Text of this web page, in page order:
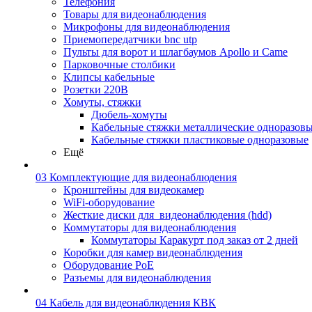
Товары для видеонаблюдения
Микрофоны для видеонаблюдения
Приемопередатчики bnc utp
Пульты для ворот и шлагбаумов Apollo и Came
Парковочные столбики
Клипсы кабельные
Розетки 220В
Хомуты, стяжки
Дюбель-хомуты
Кабельные стяжки металлические
Кабельные стяжки пластиковые одноразовые
Ещё
03 Комплектующие для видеонаблюдения
Кронштейны для видеокамер
WiFi-оборудование
Жесткие диски для_видеонаблюдения (hdd)
Коммутаторы для видеонаблюдения
Коммутаторы Каракурт под заказ от 2 дней
Коробки для камер видеонаблюдения
Оборудование PoE
Разъемы для видеонаблюдения
04 Кабель для видеонаблюдения КВК